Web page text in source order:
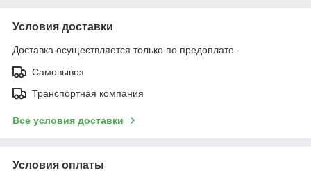
Условия доставки
Доставка осуществляется только по предоплате.
Самовывоз
Транспортная компания
Все условия доставки
Условия оплаты